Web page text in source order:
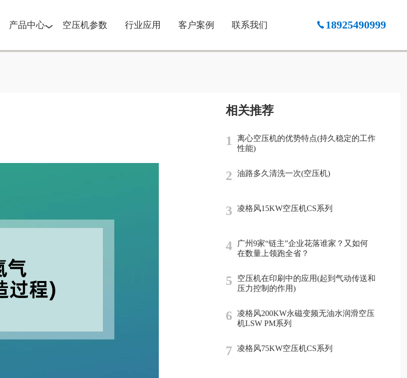
产品中心 空压机参数 行业应用 客户案例 联系我们 18925490999
相关推荐
1
离心空压机的优势特点(持久稳定的工作
性能)
2 油路多久清洗一次(空压机)
3 凌格风15KW空压机CS系列
4
广州9家“链主”企业花落谁家？又如何
在数量上领跑全省？
5
空压机在印刷中的应用(起到气动传送和
压力控制的作用)
6
凌格风200KW永磁变频无油水润滑空压
机LSW PM系列
7 凌格风75KW空压机CS系列